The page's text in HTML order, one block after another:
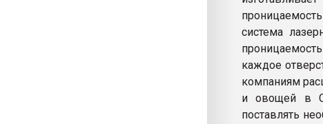
система
каждое
компаниям
и овощей в
поставлять